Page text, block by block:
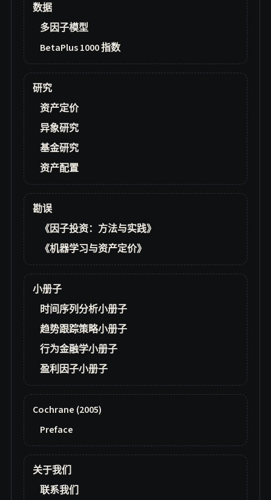
数据
多因子模型
BetaPlus 1000 指数
研究
资产定价
异象研究
基金研究
资产配置
勘误
《因子投资：方法与实践》
《机器学习与资产定价》
小册子
时间序列分析小册子
趋势跟踪策略小册子
行为金融学小册子
盈利因子小册子
Cochrane (2005)
Preface
关于我们
联系我们